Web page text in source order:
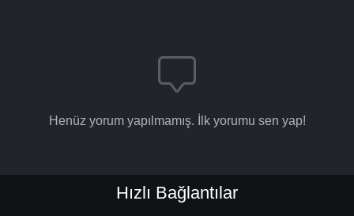
Henüz yorum yapılmamış. İlk yorumu sen yap!
Hızlı Bağlantılar